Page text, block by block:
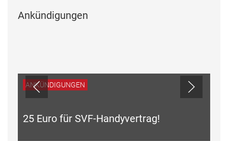
Ankündigungen
ANKÜNDIGUNGEN
25 Euro für SVF-Handyvertrag!